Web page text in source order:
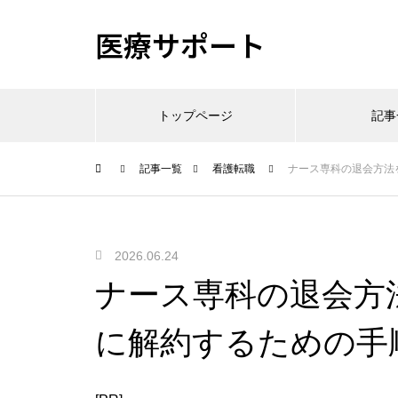
医療サポート
トップページ 記
記事一覧 看護転職 ナース専科の退会方
2026.06.24
ナース専科の退会
に解約するための手